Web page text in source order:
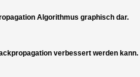
Algorithmus graphisch dar.
verbessert werden kann.